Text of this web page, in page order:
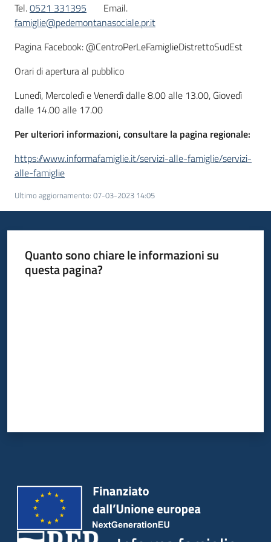
Tel.0521 331395
Email.
famiglie@pedemontanasociale.pr.it
Pagina Facebook: @CentroPerLeFamiglieDistrettoSudEst
Orari di apertura al pubblico
Lunedì, Mercoledì e Venerdì dalle 8.00 alle 13.00, Giovedì
dalle 14.00 alle 17.00
Per ulteriori informazioni, consultare la pagina regionale:
https://www.informafamiglie.it/servizi-alle-famiglie/servizi-
alle-famiglie
Ultimo aggiornamento: 07-03-2023 14:05
Quanto sono chiare le informazioni su
questa pagina?